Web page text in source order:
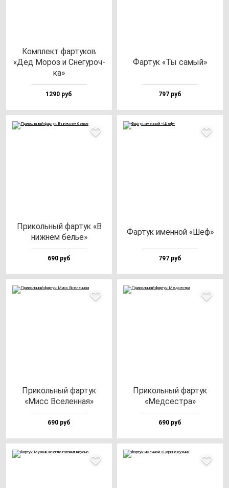
Ком­плект фар­ту­ков
«Дед Мороз и Сне­гу­роч­
ка»
1290 руб
Фар­тук «Ты са­мый»
797 руб
При­коль­ный фар­тук «В
ниж­нем белье»
690 руб
Фар­тук имен­ной «Шеф»
797 руб
При­коль­ный фар­тук
«Мисс Все­лен­ная»
690 руб
При­коль­ный фар­тук
«Мед­сес­тра»
690 руб